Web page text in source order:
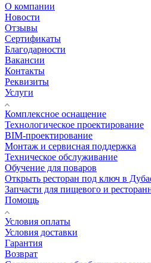
О компании
Новости
Отзывы
Сертификаты
Благодарности
Вакансии
Контакты
Реквизиты
Услуги
Комплексное оснащение
Технологическое проектирование
BIM-проектирование
Монтаж и сервисная поддержка
Техническое обслуживание
Обучение для поваров
Открыть ресторан под ключ в
Запчасти для пищевого и
Помощь
Условия оплаты
Условия доставки
Гарантия
Возврат